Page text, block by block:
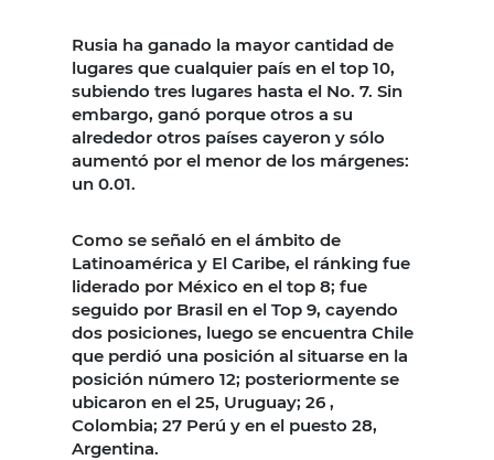
Rusia ha ganado la mayor cantidad de
lugares que cualquier país en el top 10,
subiendo tres lugares hasta el No. 7. Sin
embargo, ganó porque otros a su
alrededor otros países cayeron y sólo
aumentó por el menor de los márgenes:
un 0.01.
Como se señaló en el ámbito de
Latinoamérica y El Caribe, el ránking fue
liderado por México en el top 8; fue
seguido por Brasil en el Top 9, cayendo
dos posiciones, luego se encuentra Chile
que perdió una posición al situarse en la
posición número 12; posteriormente se
ubicaron en el 25, Uruguay; 26 ,
Colombia; 27 Perú y en el puesto 28,
Argentina.